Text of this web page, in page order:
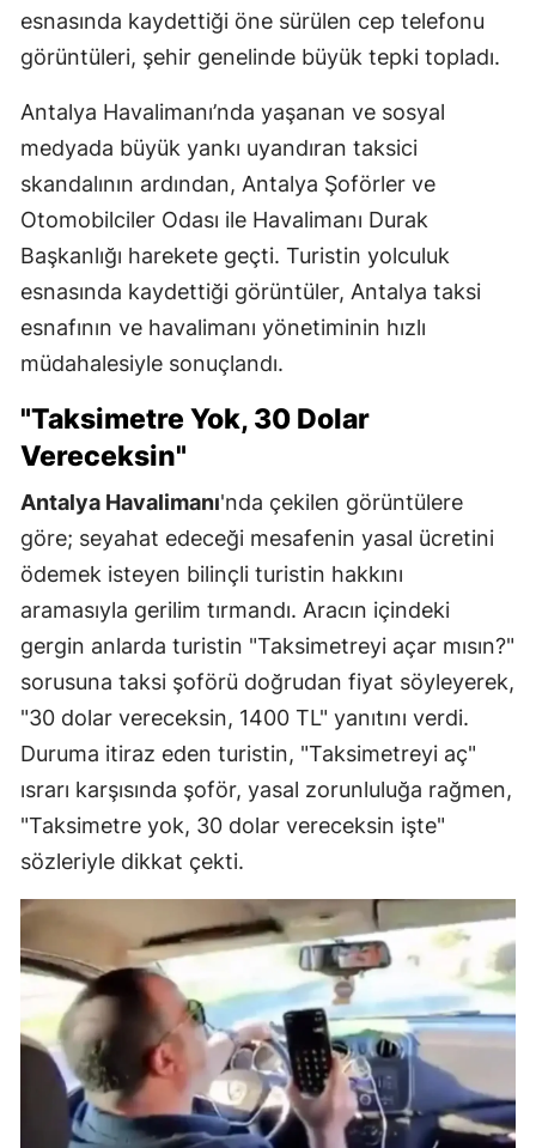
esnasında kaydettiği öne sürülen cep telefonu
görüntüleri, şehir genelinde büyük tepki topladı.
Antalya Havalimanı’nda yaşanan ve sosyal
medyada büyük yankı uyandıran taksici
skandalının ardından, Antalya Şoförler ve
Otomobilciler Odası ile Havalimanı Durak
Başkanlığı harekete geçti. Turistin yolculuk
esnasında kaydettiği görüntüler, Antalya taksi
esnafının ve havalimanı yönetiminin hızlı
müdahalesiyle sonuçlandı.
"Taksimetre Yok, 30 Dolar
Vereceksin"
Antalya Havalimanı'nda çekilen görüntülere
göre; seyahat edeceği mesafenin yasal ücretini
ödemek isteyen bilinçli turistin hakkını
aramasıyla gerilim tırmandı. Aracın içindeki
gergin anlarda turistin "Taksimetreyi açar mısın?"
sorusuna taksi şoförü doğrudan fiyat söyleyerek,
"30 dolar vereceksin, 1400 TL" yanıtını verdi.
Duruma itiraz eden turistin, "Taksimetreyi aç"
ısrarı karşısında şoför, yasal zorunluluğa rağmen,
"Taksimetre yok, 30 dolar vereceksin işte"
sözleriyle dikkat çekti.